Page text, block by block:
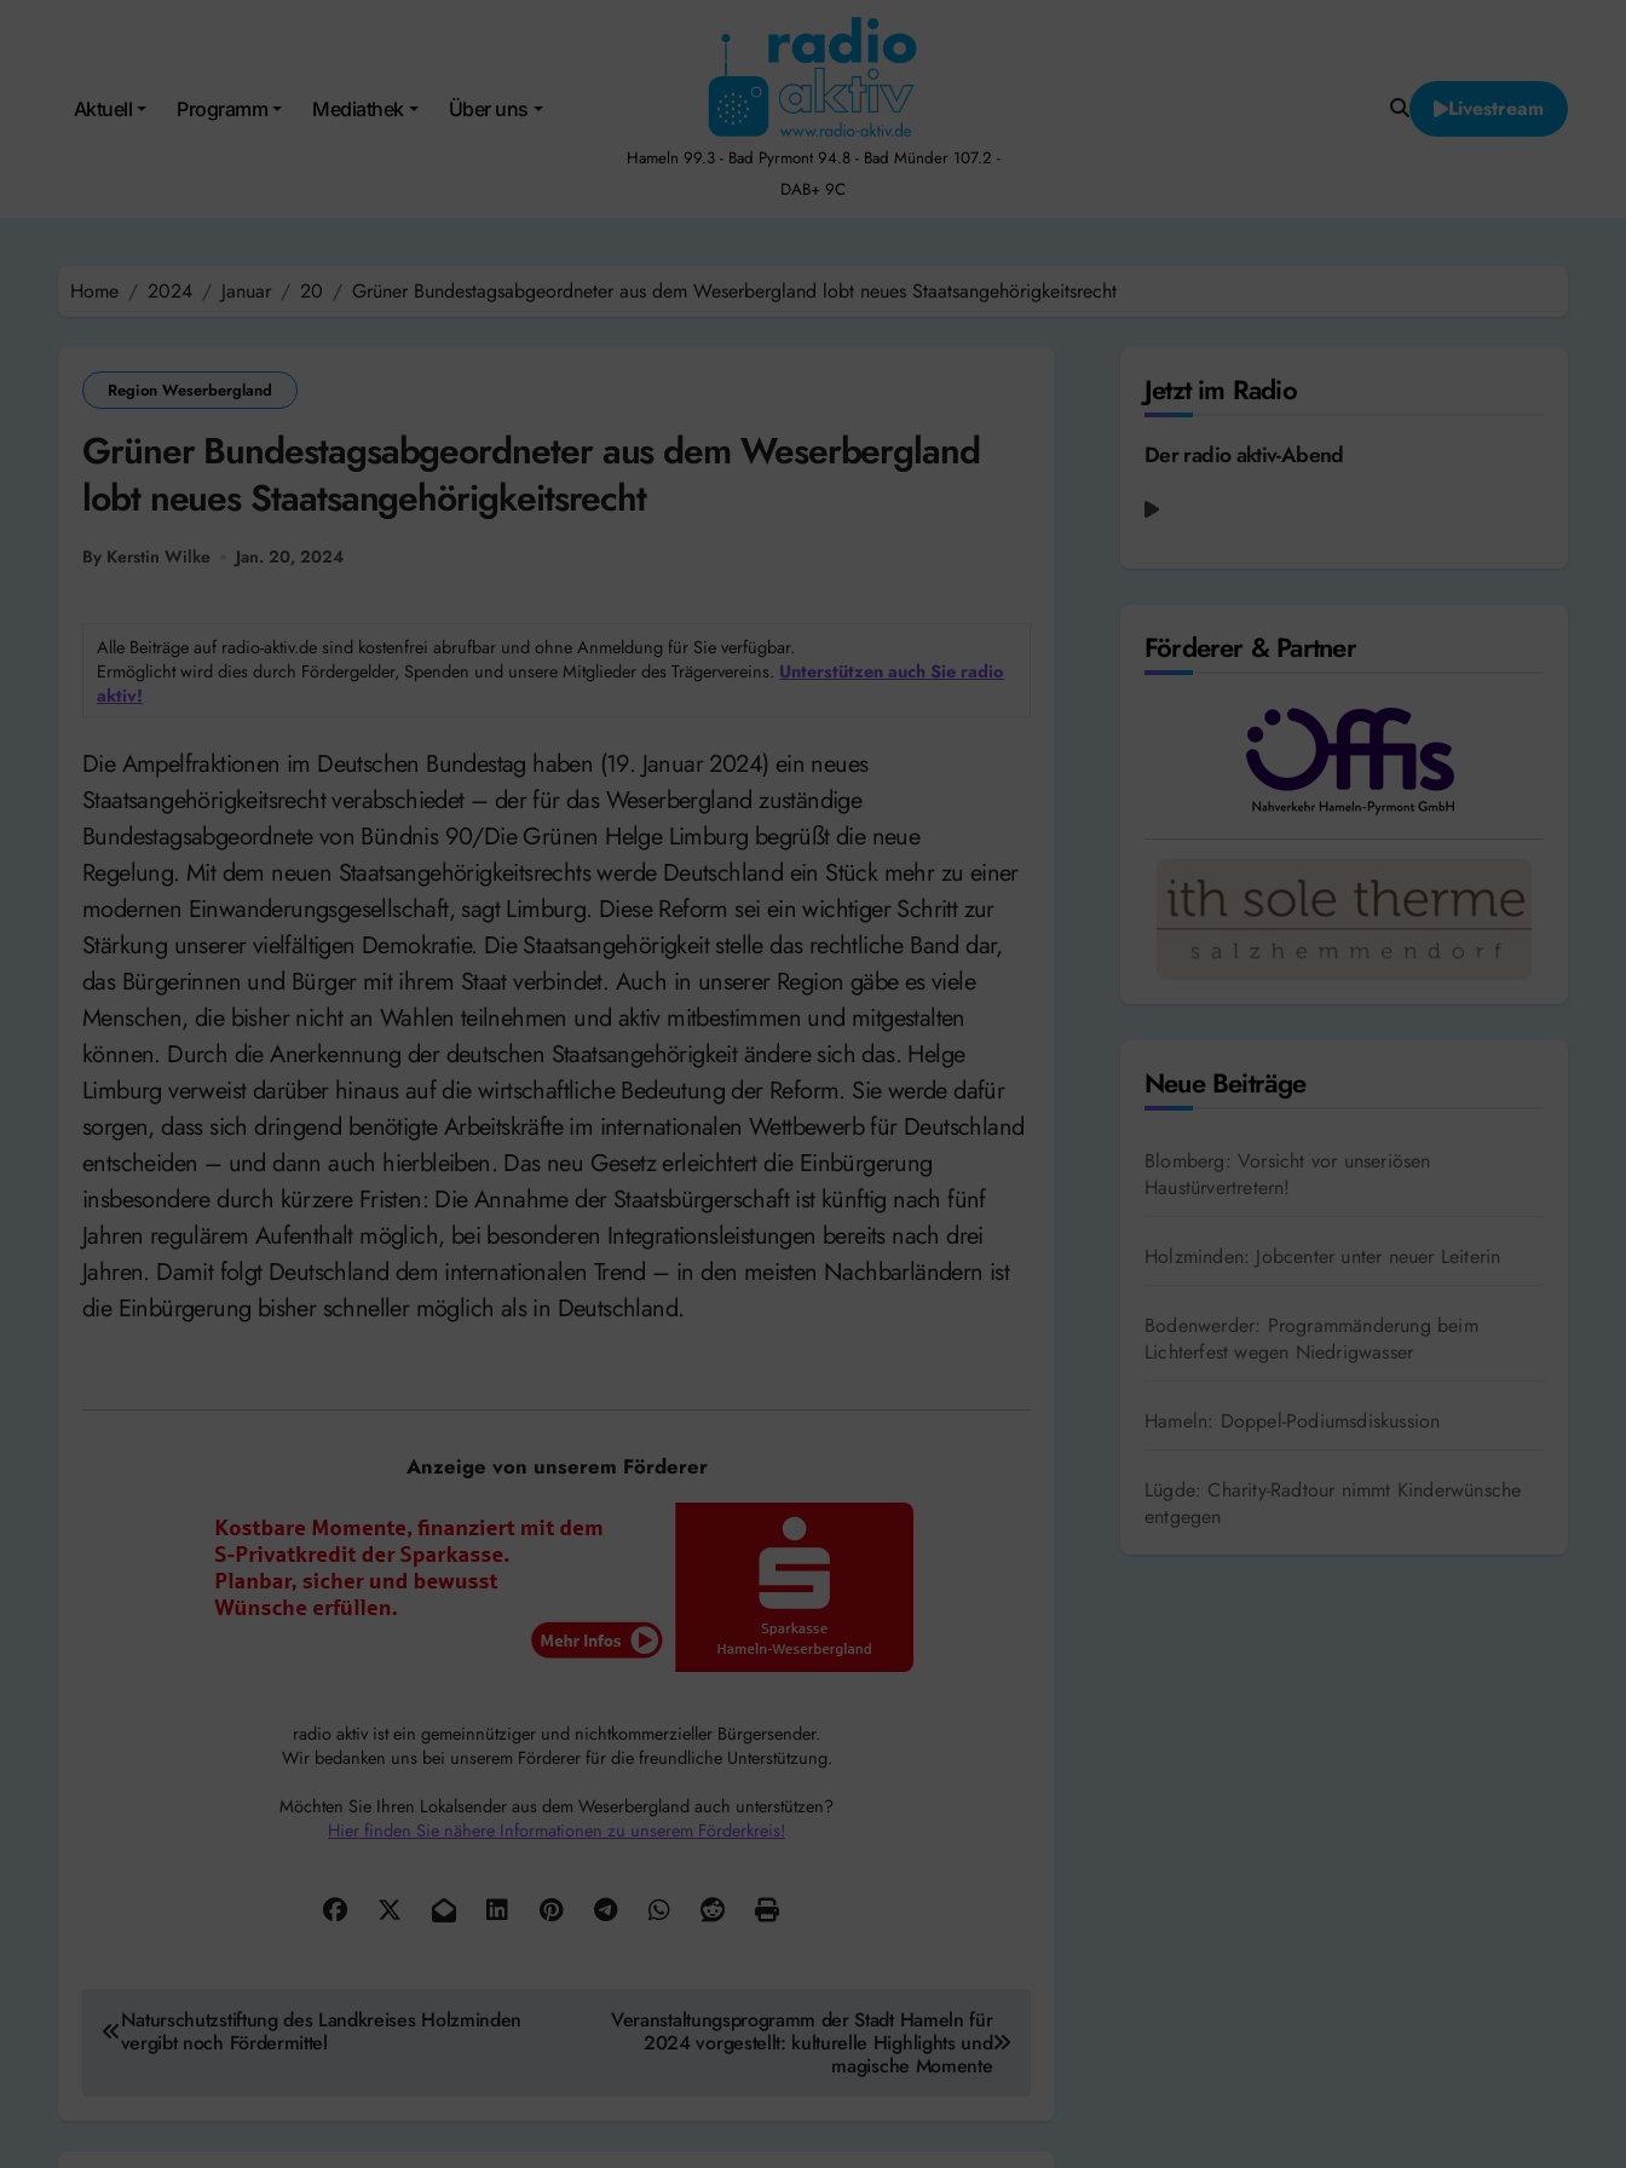
Aktuell Programm Mediathek Über uns
Hameln 99.3 - Bad Pyrmont 94.8 - Bad Münder 107.2 -
DAB+ 9C
Livestream
Home 2024 Januar 20 Grüner Bundestagsabgeordneter aus dem Weserbergland lobt neues Staatsangehörigkeitsrecht
Region Weserbergland
Grüner Bundestagsabgeordneter aus dem Weserbergland
lobt neues Staatsangehörigkeitsrecht
By Kerstin Wilke Jan. 20, 2024
Alle Beiträge auf radio-aktiv.de sind kostenfrei abrufbar und ohne Anmeldung für Sie verfügbar.
Ermöglicht wird dies durch Fördergelder, Spenden und unsere Mitglieder des Trägervereins. Unterstützen auch Sie radio
aktiv!
Die Ampelfraktionen im Deutschen Bundestag haben (19. Januar 2024) ein neues
Staatsangehörigkeitsrecht verabschiedet – der für das Weserbergland zuständige
Bundestagsabgeordnete von Bündnis 90/Die Grünen Helge Limburg begrüßt die neue
Regelung. Mit dem neuen Staatsangehörigkeitsrechts werde Deutschland ein Stück mehr zu einer
modernen Einwanderungsgesellschaft, sagt Limburg. Diese Reform sei ein wichtiger Schritt zur
Stärkung unserer vielfältigen Demokratie. Die Staatsangehörigkeit stelle das rechtliche Band dar,
das Bürgerinnen und Bürger mit ihrem Staat verbindet. Auch in unserer Region gäbe es viele
Menschen, die bisher nicht an Wahlen teilnehmen und aktiv mitbestimmen und mitgestalten
können. Durch die Anerkennung der deutschen Staatsangehörigkeit ändere sich das. Helge
Limburg verweist darüber hinaus auf die wirtschaftliche Bedeutung der Reform. Sie werde dafür
sorgen, dass sich dringend benötigte Arbeitskräfte im internationalen Wettbewerb für Deutschland
entscheiden – und dann auch hierbleiben. Das neu Gesetz erleichtert die Einbürgerung
insbesondere durch kürzere Fristen: Die Annahme der Staatsbürgerschaft ist künftig nach fünf
Jahren regulärem Aufenthalt möglich, bei besonderen Integrationsleistungen bereits nach drei
Jahren. Damit folgt Deutschland dem internationalen Trend – in den meisten Nachbarländern ist
die Einbürgerung bisher schneller möglich als in Deutschland.
Anzeige von unserem Förderer
radio aktiv ist ein gemeinnütziger und nichtkommerzieller Bürgersender.
Wir bedanken uns bei unserem Förderer für die freundliche Unterstützung.
Möchten Sie Ihren Lokalsender aus dem Weserbergland auch unterstützen?
Hier finden Sie nähere Informationen zu unserem Förderkreis!
Beitragsnavigation
Naturschutzstiftung des Landkreises Holzminden
vergibt noch Fördermittel
Veranstaltungsprogramm der Stadt Hameln für
2024 vorgestellt: kulturelle Highlights und
magische Momente
Jetzt im Radio
Der radio aktiv-Abend
Förderer & Partner
Neue Beiträge
Blomberg: Vorsicht vor unseriösen
Haustürvertretern!
Holzminden: Jobcenter unter neuer Leiterin
Bodenwerder: Programmänderung beim
Lichterfest wegen Niedrigwasser
Hameln: Doppel-Podiumsdiskussion
Lügde: Charity-Radtour nimmt Kinderwünsche
entgegen